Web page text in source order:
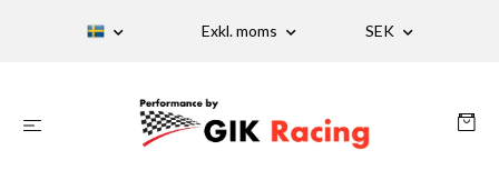
Exkl. moms SEK